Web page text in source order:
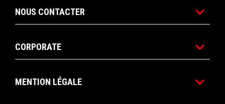
NOUS CONTACTER
CORPORATE
MENTION LÉGALE